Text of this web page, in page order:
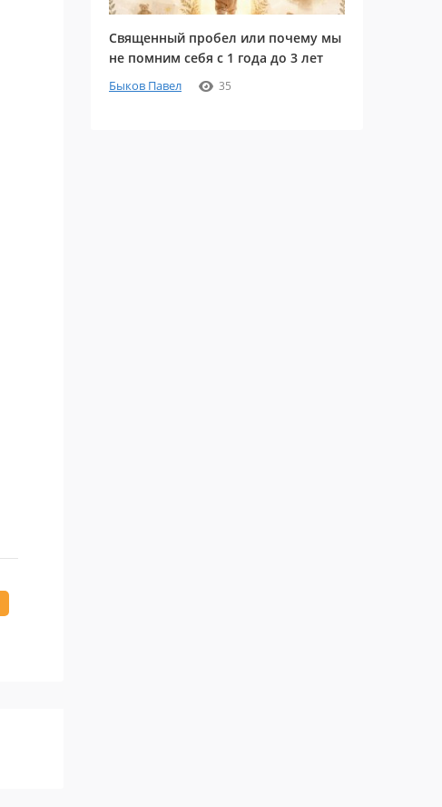
Священный пробел или почему мы
не помним себя с 1 года до 3 лет
Быков Павел 35